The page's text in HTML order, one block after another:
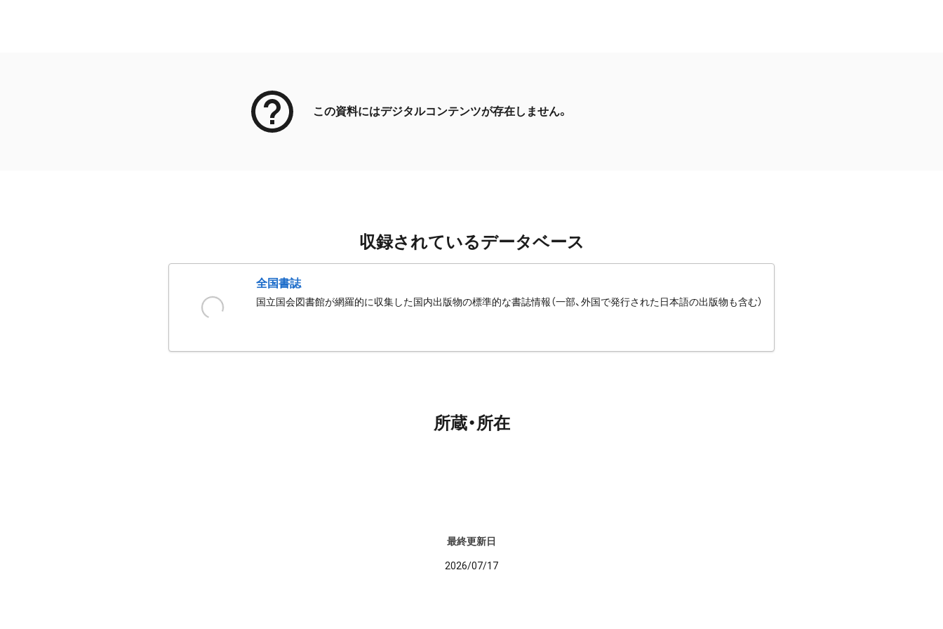
この資料にはデジタルコンテンツが存在しません。
収録されているデータベース
全国書誌
国立国会図書館が網羅的に収集した国内出版物の標準的な書誌情報（一部、外国で発行された日本語の出版物も含む）
所蔵・所在
最終更新日
2026/07/17